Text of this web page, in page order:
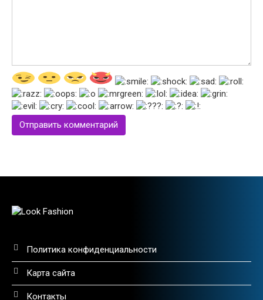
Политика конфиденциальности
Карта сайта
Контакты